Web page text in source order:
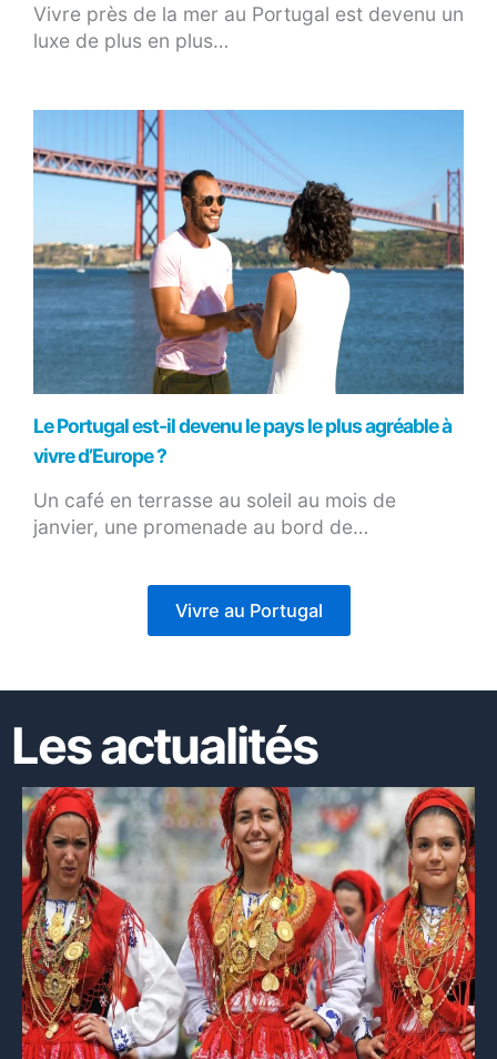
Vivre près de la mer au Portugal est devenu un
luxe de plus en plus…
Le Portugal est-il devenu le pays le plus agréable à
vivre d’Europe ?
Un café en terrasse au soleil au mois de
janvier, une promenade au bord de…
Vivre au Portugal
Les actualités